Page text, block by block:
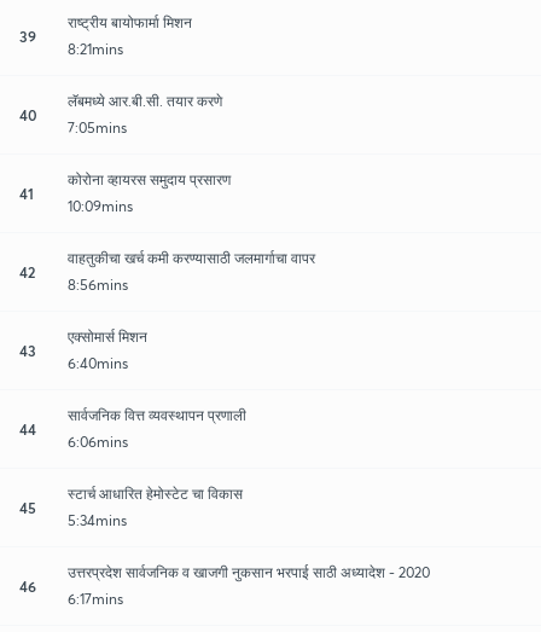
39
राष्ट्रीय बायोफार्मा मिशन
8:21mins
40
लॅबमध्ये आर.बी.सी. तयार करणे
7:05mins
41
कोरोना व्हायरस समुदाय प्रसारण
10:09mins
42
वाहतुकीचा खर्च कमी करण्यासाठी जलमार्गाचा वापर
8:56mins
43
एक्सोमार्स मिशन
6:40mins
44
सार्वजनिक वित्त व्यवस्थापन प्रणाली
6:06mins
45
स्टार्च आधारित हेमोस्टेट चा विकास
5:34mins
46
उत्तरप्रदेश सार्वजनिक व खाजगी नुकसान भरपाई साठी अध्यादेश - 2020
6:17mins